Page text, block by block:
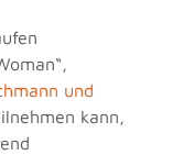
und
kann,